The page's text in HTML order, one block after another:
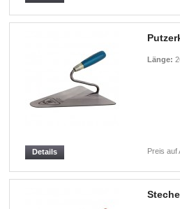
Länge:
Preis auf
Details